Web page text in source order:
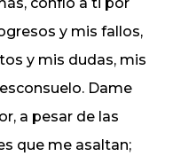
y mis fallos,
y mis dudas, mis
Dame
a pesar de las
que me asaltan;